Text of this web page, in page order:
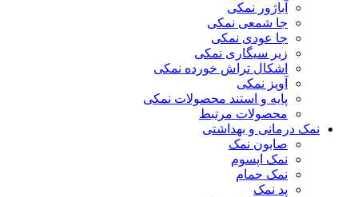
آباژور نمکی
جا شمعی نمکی
جا عودی نمکی
زیر سیگاری نمکی
اشکال تراش خورده نمکی
آویز نمکی
پایه و استند محصولات نمکی
محصولات مرتبط
نمک درمانی و بهداشتی
صابون نمک
نمک اپسوم
نمک حمام
پد نمک